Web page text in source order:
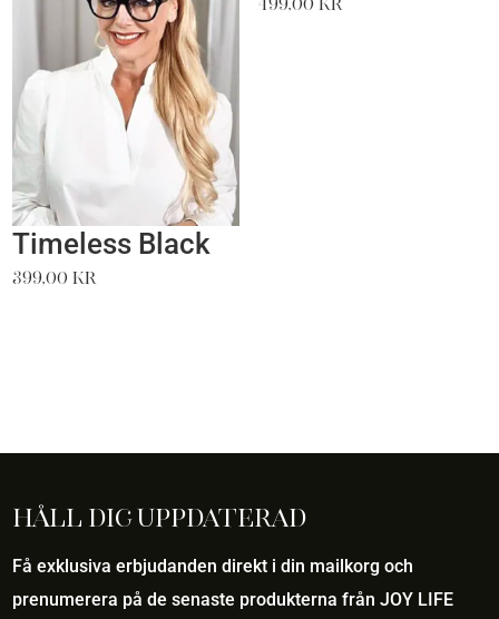
Timeless Black
399,00kr
Håll dig uppdaterad
Få exklusiva erbjudanden direkt i din mailkorg och
prenumerera på de senaste produkterna från JOY LIFE